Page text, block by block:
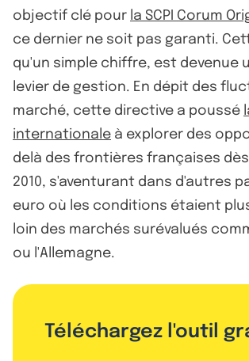
objectif clé pour la SCPI Corum
ce dernier ne soit pas garanti.
qu'un simple chiffre, est devenue
levier de gestion. En dépit des
marché, cette directive a poussé
internationale à explorer des
delà des frontières françaises
2010, s'aventurant dans d'autres
euro où les conditions étaient
loin des marchés surévalués
ou l'Allemagne.
Téléchargez l'outil